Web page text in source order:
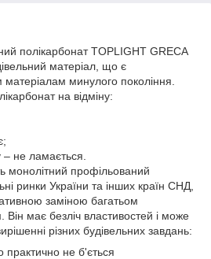
полікарбонат TOPLIGHT GRECA
матеріал, що є
минулого покоління.
на відміну:
не ламається.
монолітний профільований
ринки України та інших країн СНД,
заміною багатьом
Він має безліч властивостей і може
різних будівельних завдань:
практично не б'ється